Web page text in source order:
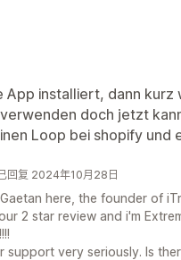
App installiert, dann
doch jetzt
Loop bei shopify und
回复 2024年10月28日
here, the founder of
2 star review and i'm
support very seriously. Is